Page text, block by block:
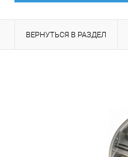
ВЕРНУТЬСЯ В РАЗДЕЛ